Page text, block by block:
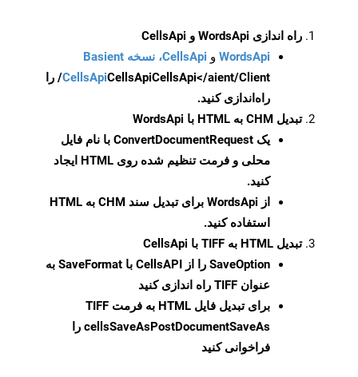
راه اندازی WordsApi و CellsApi
WordsApi و CellsApi، نسخه Basient
CellsApiCellsApi
CellsApi</aient/Client/ را
راه‌اندازی کنید.
تبدیل CHM به HTML با WordsApi
یک ConvertDocumentRequest با نام فایل
محلی و فرمت تنظیم شده روی HTML ایجاد
کنید.
از WordsApi برای تبدیل سند CHM به HTML
استفاده کنید.
تبدیل HTML به TIFF با CellsApi
SaveOption
را از CellsAPI با SaveFormat به
عنوان TIFF راه اندازی کنید
برای تبدیل فایل HTML به فرمت
TIFF
cellsSaveAsPostDocumentSaveAs را
فراخوانی کنید